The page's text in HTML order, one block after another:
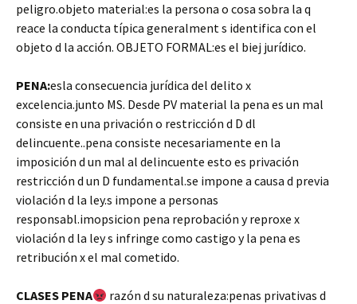
peligro.objeto material:es la persona o cosa sobra la q
reace la conducta típica generalment s identifica con el
objeto d la acción. OBJETO FORMAL:es el biej jurídico.
PENA:esla consecuencia jurídica del delito x
excelencia.junto MS. Desde PV material la pena es un mal
consiste en una privación o restricción d D dl
delincuente..pena consiste necesariamente en la
imposición d un mal al delincuente esto es privación
restricción d un D fundamental.se impone a causa d previa
violación d la ley.s impone a personas
responsabl.imopsicion pena reprobación y reproxe x
violación d la ley s infringe como castigo y la pena es
retribución x el mal cometido.
CLASES PENA
razón d su naturaleza:penas privativas d